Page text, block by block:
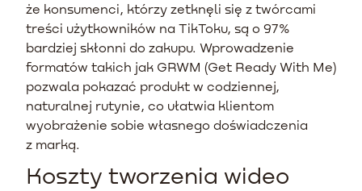
że konsumenci, którzy zetknęli się z twórcami
treści użytkowników na TikToku, są o 97%
bardziej skłonni do zakupu. Wprowadzenie
formatów takich jak GRWM (Get Ready With Me)
pozwala pokazać produkt w codziennej,
naturalnej rutynie, co ułatwia klientom
wyobrażenie sobie własnego doświadczenia
z marką.
Koszty tworzenia wideo